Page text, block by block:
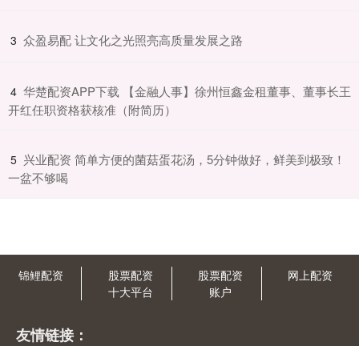
3 ​众盈易配 让文化之光照亮高质量发展之路
4 ​华楚配资APP下载 【金融人事】徐州恒鑫金租董事、董事长王
开红任职资格获核准（附简历）
5 ​兴业配资 简单方便的菌菇蛋花汤，5分钟做好，鲜美到极致！
一盆不够喝
锦鲤配资
股票配资
十大平台
股票配资
账户
网上配资
友情链接：